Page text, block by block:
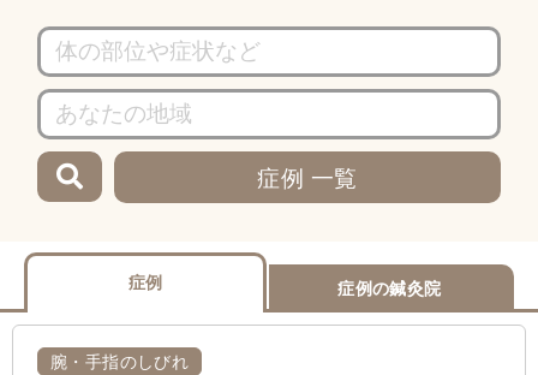
症例 一覧
症例 症例の鍼灸院
腕・手指のしびれ